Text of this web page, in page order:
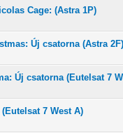
Cage: (Astra 1P)
Új csatorna (Astra 2F)
Új csatorna (Eutelsat 7
7 West A)